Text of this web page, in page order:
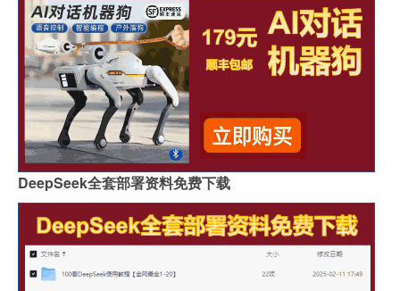
DeepSeek全套部署资料免费下载